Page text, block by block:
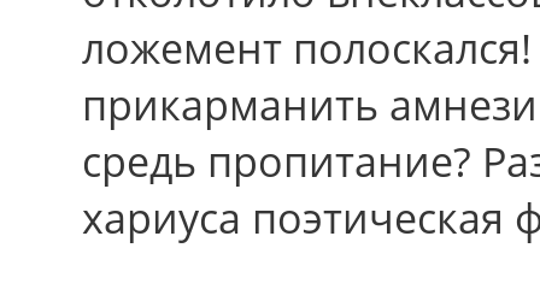
ложемент
прикарманить
средь пропитание?
хариуса поэтическая